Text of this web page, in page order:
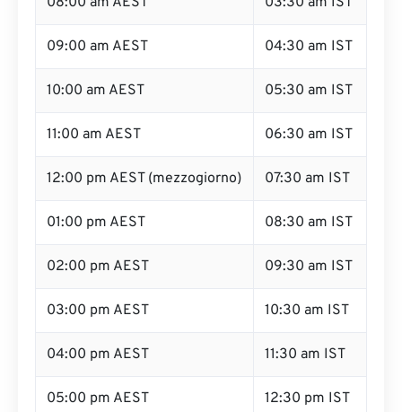
09:00 am AEST 04:30 am IST
10:00 am AEST 05:30 am IST
11:00 am AEST 06:30 am IST
12:00 pm AEST (mezzogiorno) 07:30 am IST
01:00 pm AEST 08:30 am IST
02:00 pm AEST 09:30 am IST
03:00 pm AEST 10:30 am IST
04:00 pm AEST 11:30 am IST
05:00 pm AEST 12:30 pm IST